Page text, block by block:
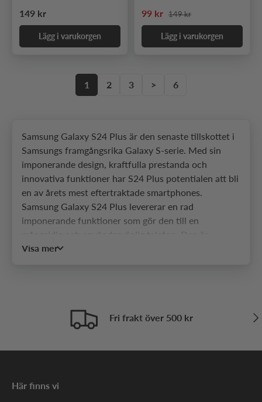
Ordinarie pris
149 kr
Lägg i varukorgen
Nedsatt pris
99 kr Ordinarie pris
149 kr
Lägg i varukorgen
1 2 3 > 6
Samsung Galaxy S24 Plus är den senaste tillskottet i
Samsungs framgångsrika Galaxy S-serie. Med sin
imponerande design, kraftfulla prestanda och
innovativa funktioner har S24 Plus potentialen att bli
en av årets mest eftertraktade smartphones.
Samsung Galaxy S24 Plus levererar en rad
imponerande funktioner som gör den till en
utrustad med en kraftfull processor som garanterar
du kan ta professionella bilder och videor.
AMOLED-tekniken för att ge en skarp och färgstark
Visa mer
Fri frakt över 500 kr
Här finns vi